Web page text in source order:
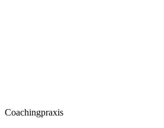
Coachingpraxis